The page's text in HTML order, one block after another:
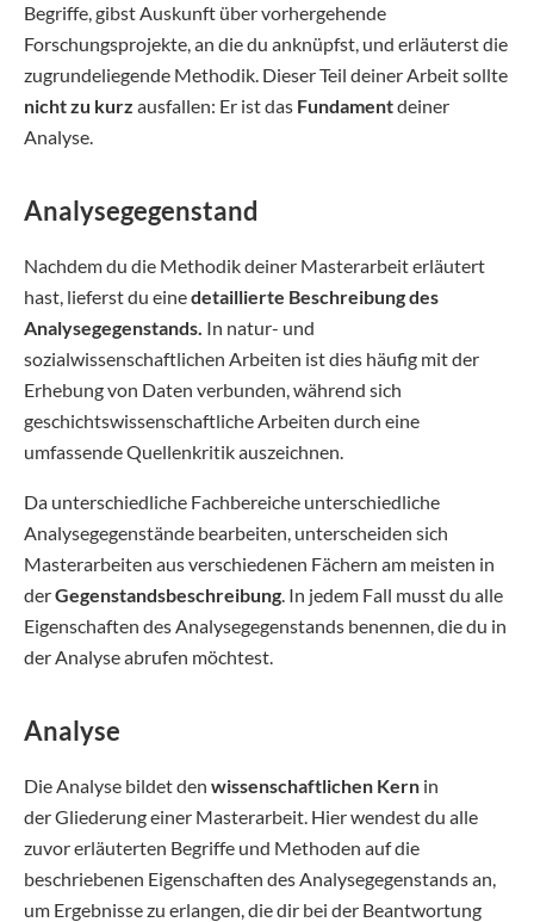
Begriffe, gibst Auskunft über vorhergehende
Forschungsprojekte, an die du anknüpfst, und erläuterst die
zugrundeliegende Methodik. Dieser Teil deiner Arbeit sollte
nicht zu kurz ausfallen: Er ist das Fundamentdeiner
Analyse.
Analysegegenstand
Nachdem du die Methodik deiner Masterarbeit erläutert
hast, lieferst du einedetaillierte Beschreibung des
Analysegegenstands. In natur- und
sozialwissenschaftlichen Arbeiten ist dies häufig mit der
Erhebung von Daten verbunden, während sich
geschichtswissenschaftliche Arbeiten durch eine
umfassende Quellenkritik auszeichnen.
Da unterschiedliche Fachbereiche unterschiedliche
Analysegegenstände bearbeiten, unterscheiden sich
Masterarbeiten aus verschiedenen Fächern am meisten in
derGegenstandsbeschreibung. In jedem Fall musst du alle
Eigenschaften des Analysegegenstands benennen, die du in
der Analyse abrufen möchtest.
Analyse
Die Analyse bildet den wissenschaftlichen Kern in
der Gliederung einer Masterarbeit. Hier wendest du alle
zuvor erläuterten Begriffe und Methoden auf die
beschriebenen Eigenschaften des Analysegegenstands an,
um Ergebnisse zu erlangen, die dir bei der Beantwortung